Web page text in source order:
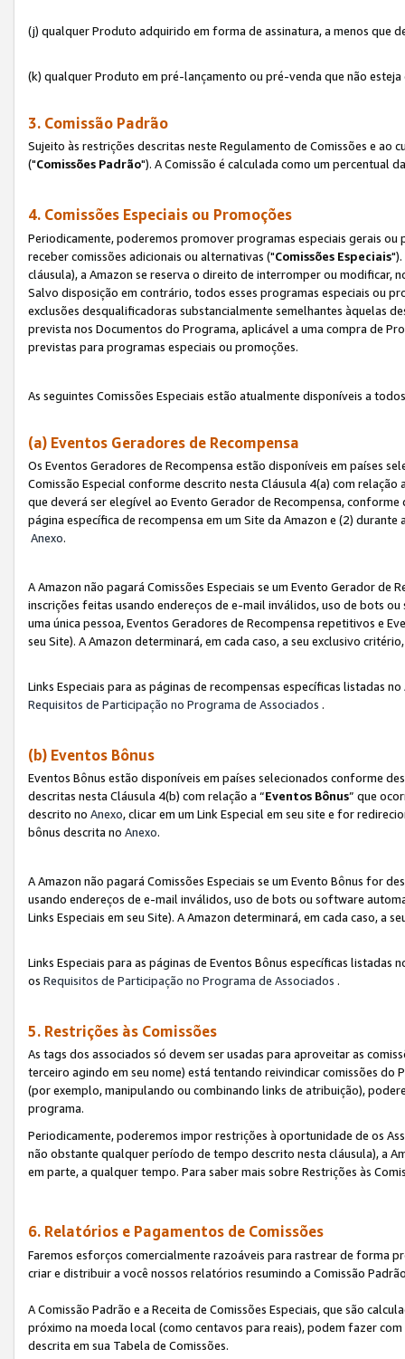
(j) qualquer Produto adquirido em forma de assinatura, a menos que
(k) qualquer Produto em pré-lançamento ou pré-venda que não
3. Comissão Padrão
Sujeito às restrições descritas neste Regulamento de Comissões e ao
("Comissões Padrão"). A Comissão é calculada como um percentual
4. Comissões Especiais ou Promoções
Periodicamente, poderemos promover programas especiais gerais
receber comissões adicionais ou alternativas ("Comissões Especiais
cláusula), a Amazon se reserva o direito de interromper ou
Salvo disposição em contrário, todos esses programas especiais ou
exclusões desqualificadoras substancialmente semelhantes àquelas
prevista nos Documentos do Programa, aplicável a uma compra de
previstas para programas especiais ou promoções.
As seguintes Comissões Especiais estão atualmente disponíveis a
(a) Eventos Geradores de Recompensa
Os Eventos Geradores de Recompensa estão disponíveis em países
Comissão Especial conforme descrito nesta Cláusula 4(a) com relação
que deverá ser elegível ao Evento Gerador de Recompensa,
página específica de recompensa em um Site da Amazon e (2)
Anexo.
A Amazon não pagará Comissões Especiais se um Evento Gerador
inscrições feitas usando endereços de e-mail inválidos, uso de bots
uma única pessoa, Eventos Geradores de Recompensa repetitivos e
seu Site). A Amazon determinará, em cada caso, a seu exclusivo
Links Especiais para as páginas de recompensas específicas listadas no
Requisitos de Participação no Programa de Associados .
(b) Eventos Bônus
Eventos Bônus estão disponíveis em países selecionados conforme
descritas nesta Cláusula 4(b) com relação a “Eventos Bônus” que
descrito no Anexo, clicar em um Link Especial em seu site e for
bônus descrita no Anexo.
A Amazon não pagará Comissões Especiais se um Evento Bônus for
usando endereços de e-mail inválidos, uso de bots ou software
Links Especiais em seu Site). A Amazon determinará, em cada caso, a
Links Especiais para as páginas de Eventos Bônus específicas listadas
os Requisitos de Participação no Programa de Associados .
5. Restrições às Comissões
As tags dos associados só devem ser usadas para aproveitar as
terceiro agindo em seu nome) está tentando reivindicar comissões
(por exemplo, manipulando ou combinando links de atribuição),
programa.
Periodicamente, poderemos impor restrições à oportunidade de os
não obstante qualquer período de tempo descrito nesta cláusula), a
em parte, a qualquer tempo. Para saber mais sobre Restrições às
6. Relatórios e Pagamentos de Comissões
Faremos esforços comercialmente razoáveis para rastrear de forma
criar e distribuir a você nossos relatórios resumindo a Comissão
A Comissão Padrão e a Receita de Comissões Especiais, que são
próximo na moeda local (como centavos para reais), podem fazer
descrita em sua Tabela de Comissões.